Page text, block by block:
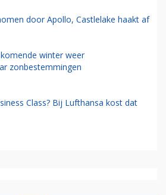
door Apollo, Castlelake haakt af
winter weer
zonbestemmingen
Class? Bij Lufthansa kost dat